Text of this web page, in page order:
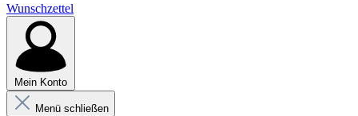
Wunschzettel
Mein Konto
Menü schließen